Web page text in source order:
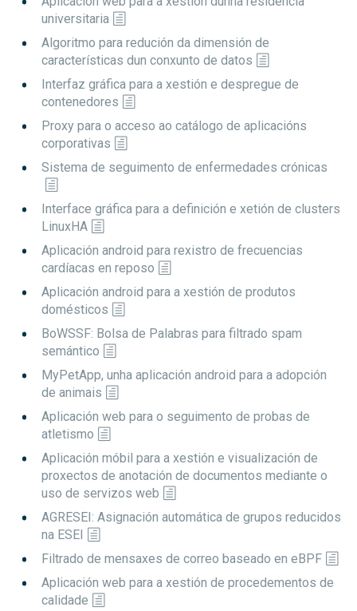
universitaria
Algoritmo para redución da dimensión de
características dun conxunto de datos
Interfaz gráfica para a xestión e despregue de
contenedores
Proxy para o acceso ao catálogo de aplicacións
corporativas
Sistema de seguimento de enfermedades crónicas
Interface gráfica para a definición e xetión de clusters
LinuxHA
Aplicación android para rexistro de frecuencias
cardíacas en reposo
Aplicación android para a xestión de produtos
domésticos
BoWSSF: Bolsa de Palabras para filtrado spam
semántico
MyPetApp, unha aplicación android para a adopción
de animais
Aplicación web para o seguimento de probas de
atletismo
Aplicación móbil para a xestión e visualización de
proxectos de anotación de documentos mediante o
uso de servizos web
AGRESEI: Asignación automática de grupos reducidos
na ESEI
Filtrado de mensaxes de correo baseado en eBPF
Aplicación web para a xestión de procedementos de
calidade